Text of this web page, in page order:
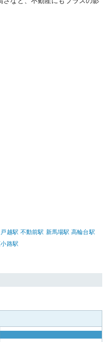
戸越駅 不動前駅 新馬場駅 高輪台駅
路駅